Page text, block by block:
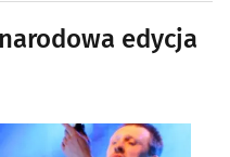
edycja